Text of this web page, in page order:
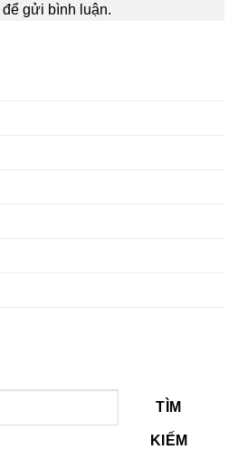
để gửi bình luận.
TÌM
KIẾM